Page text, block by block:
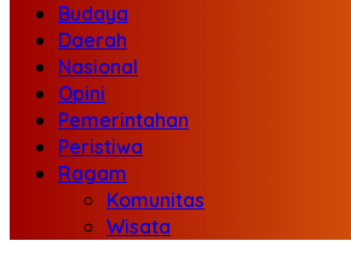
Budaya
Daerah
Nasional
Opini
Pemerintahan
Peristiwa
Ragam
Komunitas
Wisata